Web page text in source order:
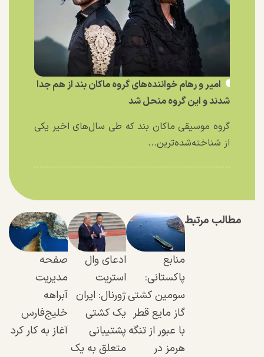
امیر و رهام خواننده‌های گروه ماکان بند از هم جدا
شدند و این گروه منحل شد
گروه موسیقی ماکان بند که طی سال‌های اخیر یکی
از شناخته‌شده‌ترین...
مطالب مرتبط
منابع
پاکستانی:
سومین کشتی
گاز مایع قطر
با عبور از تنگه
هرمز در
ادعای وال
استریت
ژورنال: ایران
یک کشتی
پشتیبانی
متعلق به یک
صفحه
مدیریت
آبراهه
خلیج‌فارس
آغاز به کار کرد